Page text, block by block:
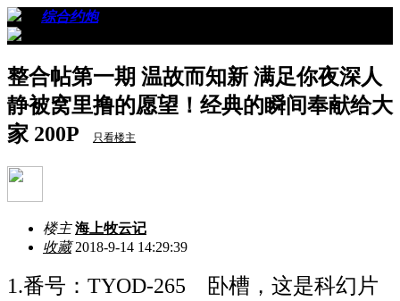
综合约炮
整合帖第一期 温故而知新 满足你夜深人
静被窝里撸的愿望！经典的瞬间奉献给大
家 200P
只看楼主
楼主 海上牧云记
收藏2018-9-14 14:29:39
1.番号：TYOD-265 卧槽，这是科幻片